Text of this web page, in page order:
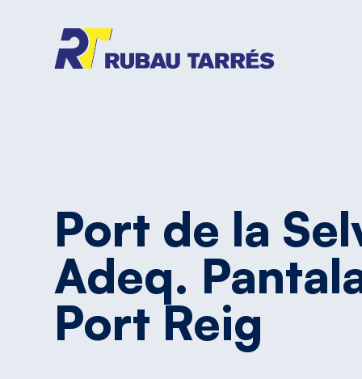
Port de la
Adeq.
Port Reig